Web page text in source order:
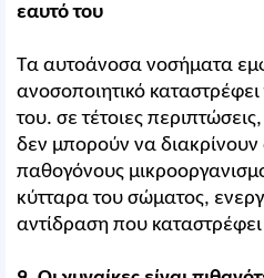
εαυτό του
Τα αυτοάνοσα νοσήματα
ανοσοποιητικό καταστρέφει
του. σε τέτοιες
δεν μπορούν να
παθογόνους
κύτταρα του σώματος,
αντίδραση που καταστρέφει